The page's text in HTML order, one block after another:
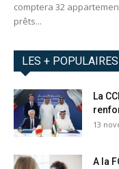
comptera 32
prêts...
LES + POPULAIRES
La
13
A la